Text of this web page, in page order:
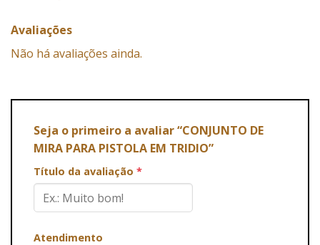
Avaliações
Não há avaliações ainda.
Seja o primeiro a avaliar “CONJUNTO DE
MIRA PARA PISTOLA EM TRIDIO”
Título da avaliação *
Atendimento